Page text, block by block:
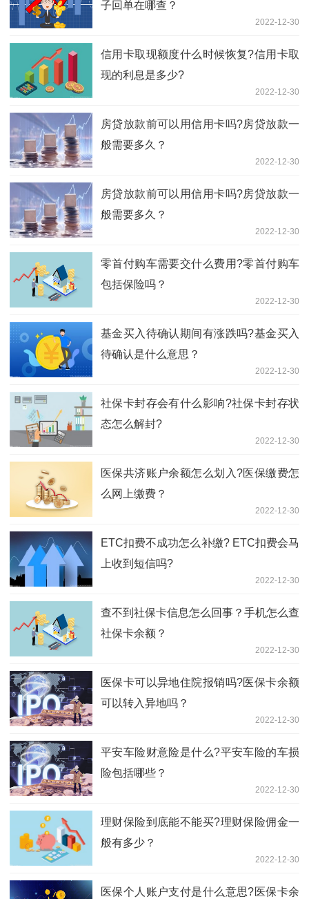
子回单在哪查？
2022-12-30
信用卡取现额度什么时候恢复?信用卡取
现的利息是多少?
2022-12-30
房贷放款前可以用信用卡吗?房贷放款一
般需要多久？
2022-12-30
房贷放款前可以用信用卡吗?房贷放款一
般需要多久？
2022-12-30
零首付购车需要交什么费用?零首付购车
包括保险吗？
2022-12-30
基金买入待确认期间有涨跌吗?基金买入
待确认是什么意思？
2022-12-30
社保卡封存会有什么影响?社保卡封存状
态怎么解封?
2022-12-30
医保共济账户余额怎么划入?医保缴费怎
么网上缴费？
2022-12-30
ETC扣费不成功怎么补缴? ETC扣费会马
上收到短信吗?
2022-12-30
查不到社保卡信息怎么回事？手机怎么查
社保卡余额？
2022-12-30
医保卡可以异地住院报销吗?医保卡余额
可以转入异地吗？
2022-12-30
平安车险财意险是什么?平安车险的车损
险包括哪些？
2022-12-30
理财保险到底能不能买?理财保险佣金一
般有多少？
2022-12-30
医保个人账户支付是什么意思?医保卡余